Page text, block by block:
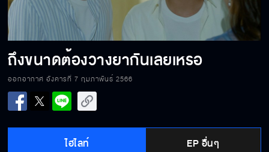
Video
ถึงขนาดต้องวางยากันเลยเหรอ
ออกอากาศ อังคารที่ 7 กุมภาพันธ์ 2566
ไฮไลท์ EP อื่นๆ
ต่อไปนี้ชีวิตหนูจะมีฉันอีกคน